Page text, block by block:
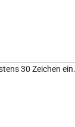
30 Zeichen ein.